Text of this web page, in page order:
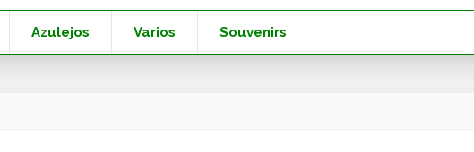
Azulejos Varios Souvenirs